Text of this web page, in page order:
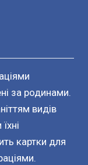
за родинами.
видів
картки для